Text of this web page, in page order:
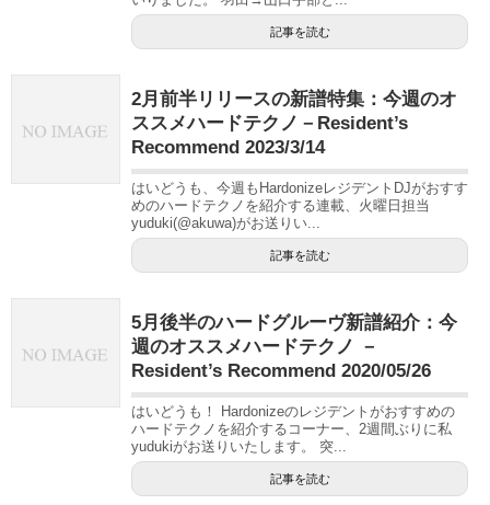
記事を読む
2月前半リリースの新譜特集：今週のオ
ススメハードテクノ－Resident’s
Recommend 2023/3/14
はいどうも、今週もHardonizeレジデントDJがおすす
めのハードテクノを紹介する連載、火曜日担当
yuduki(@akuwa)がお送りい...
記事を読む
5月後半のハードグルーヴ新譜紹介：今
週のオススメハードテクノ －
Resident’s Recommend 2020/05/26
はいどうも！ Hardonizeのレジデントがおすすめの
ハードテクノを紹介するコーナー、2週間ぶりに私
yudukiがお送りいたします。 突...
記事を読む